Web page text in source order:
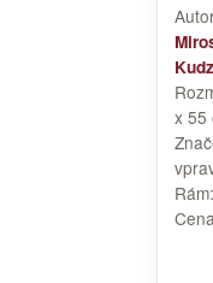
x 55
Rám: